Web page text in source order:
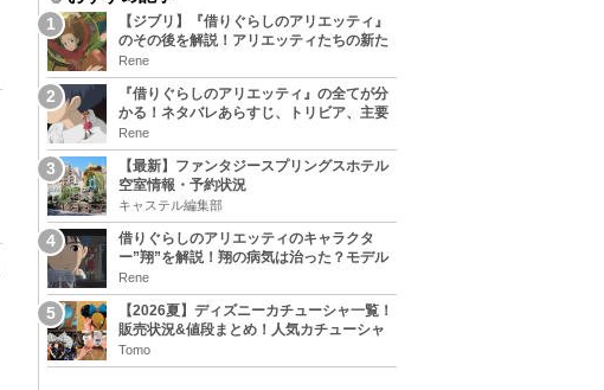
【ジブリ】『借りぐらしのアリエッティ』
のその後を解説！アリエッティたちの新た
な住処は？翔の病気は治る？
Rene
『借りぐらしのアリエッティ』の全てが分
かる！ネタバレあらすじ、トリビア、主要
キャラまとめ！
Rene
【最新】ファンタジースプリングスホテル
空室情報・予約状況
キャステル編集部
借りぐらしのアリエッティのキャラクタ
ー”翔”を解説！翔の病気は治った？モデル
は誰？
Rene
【2026夏】ディズニーカチューシャ一覧！
販売状況&値段まとめ！人気カチューシャ
をチェック
Tomo